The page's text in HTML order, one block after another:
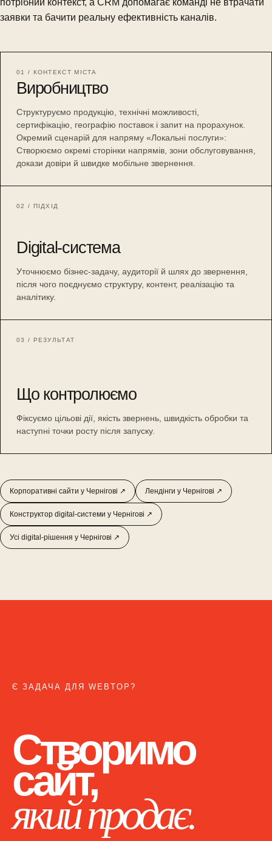
заявки та бачити реальну ефективність каналів.
01 / КОНТЕКСТ МІСТА
Виробництво
Структуруємо продукцію, технічні можливості,
сертифікацію, географію поставок і запит на прорахунок.
Окремий сценарій для напряму «Локальні послуги»:
Створюємо окремі сторінки напрямів, зони обслуговування,
докази довіри й швидке мобільне звернення.
02 / ПІДХІД
Digital-система
Уточнюємо бізнес-задачу, аудиторії й шлях до звернення,
після чого поєднуємо структуру, контент, реалізацію та
аналітику.
03 / РЕЗУЛЬТАТ
Що контролюємо
Фіксуємо цільові дії, якість звернень, швидкість обробки та
наступні точки росту після запуску.
Корпоративні сайти у Чернігові ↗ Лендінги у Чернігові ↗
Конструктор digital-системи у Чернігові ↗
Усі digital-рішення у Чернігові ↗
Є ЗАДАЧА ДЛЯ WEBTOP?
Створимо
сайт,
який продає.